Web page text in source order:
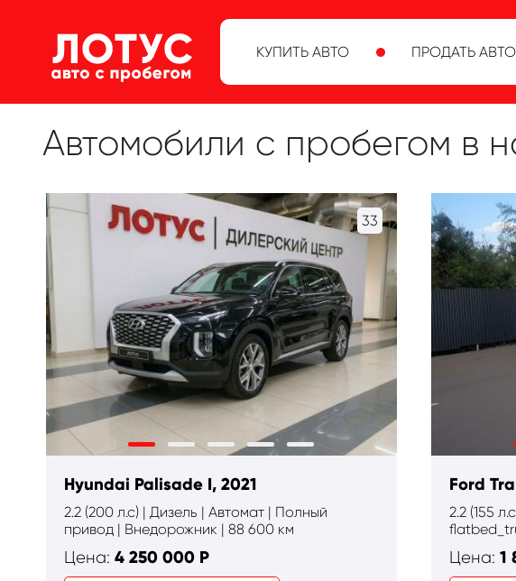
КУПИТЬ АВТО ПРОДАТЬ АВТО
Автомобили с пробегом в
33
Hyundai Palisade I, 2021
2.2 (200 л.с) | Дизель | Автомат | Полный
привод | Внедорожник | 88 600 км
Цена: 4 250 000 Р
Ford
2.2 (155
Цена: 1